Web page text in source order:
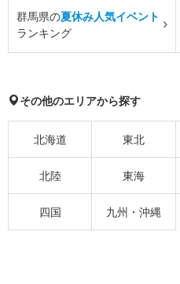
群馬県の夏休み人気イベント
ランキング
その他のエリアから探す
北海道 東北
北陸 東海
四国 九州・沖縄